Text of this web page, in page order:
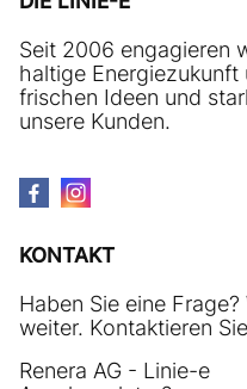
Seit 2006 engagieren
haltige
frischen Ideen und
unsere Kunden.
KONTAKT
Haben Sie eine
weiter. Kontaktieren
Renera AG - Linie-e